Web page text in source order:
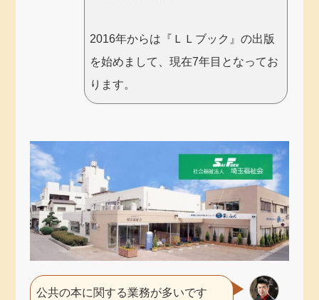
2016年からは『ＬＬブック』の出版
を始めまして、現在7年目となってお
ります。
公共の本に関する業務が多いです